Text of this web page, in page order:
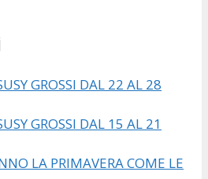
GROSSI DAL 22 AL 28
GROSSI DAL 15 AL 21
LA PRIMAVERA COME LE